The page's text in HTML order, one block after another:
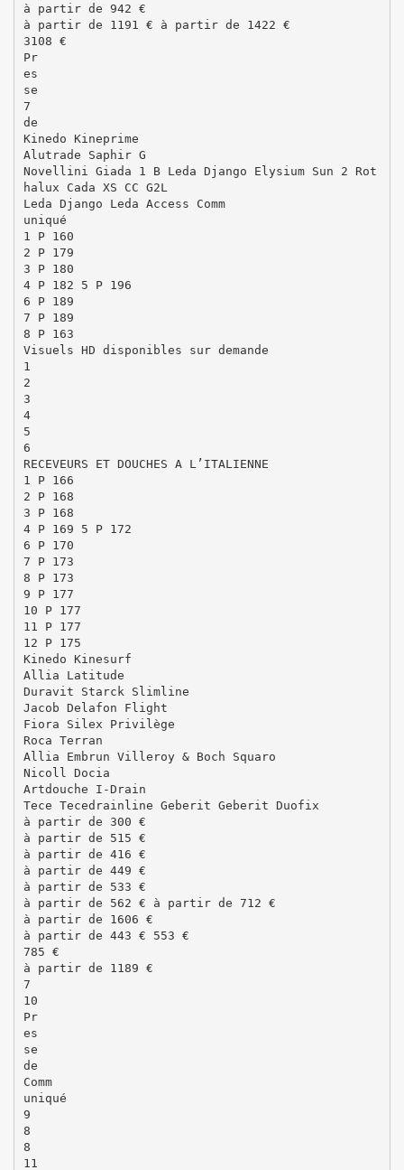
à partir de 942 €
à partir de 1191 € à partir de 1422 €
3108 €
Pr
es
se
7
de
Kinedo Kineprime
Alutrade Saphir G
Novellini Giada 1 B Leda Django Elysium Sun 2 Rot
halux Cada XS CC G2L
Leda Django Leda Access Comm
uniqué
1 P 160
2 P 179
3 P 180
4 P 182 5 P 196
6 P 189
7 P 189
8 P 163
Visuels HD disponibles sur demande
1
2
3
4
5
6
RECEVEURS ET DOUCHES A L’ITALIENNE
1 P 166
2 P 168
3 P 168
4 P 169 5 P 172
6 P 170
7 P 173
8 P 173
9 P 177
10 P 177
11 P 177
12 P 175
Kinedo Kinesurf
Allia Latitude
Duravit Starck Slimline
Jacob Delafon Flight
Fiora Silex Privilège
Roca Terran
Allia Embrun Villeroy & Boch Squaro
Nicoll Docia
Artdouche I-Drain
Tece Tecedrainline Geberit Geberit Duofix
à partir de 300 €
à partir de 515 €
à partir de 416 €
à partir de 449 €
à partir de 533 €
à partir de 562 € à partir de 712 €
à partir de 1606 €
à partir de 443 € 553 €
785 €
à partir de 1189 €
7
10
Pr
es
se
de
Comm
uniqué
9
8
8
11